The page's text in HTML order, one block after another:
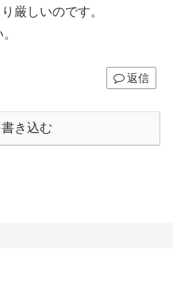
厳しいのです。
返信
き込む